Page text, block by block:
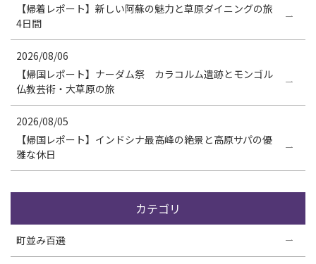
【帰着レポート】新しい阿蘇の魅力と草原ダイニングの旅
4日間
2026/08/06
【帰国レポート】ナーダム祭 カラコルム遺跡とモンゴル
仏教芸術・大草原の旅
2026/08/05
【帰国レポート】インドシナ最高峰の絶景と高原サパの優
雅な休日
カテゴリ
町並み百選